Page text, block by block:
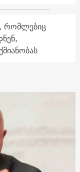
რომლებიც